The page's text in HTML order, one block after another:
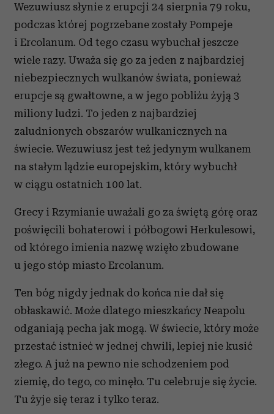
Wezuwiusz słynie z erupcji 24 sierpnia 79 roku,
podczas której pogrzebane zostały Pompeje
i Ercolanum. Od tego czasu wybuchał jeszcze
wiele razy. Uważa się go za jeden z najbardziej
niebezpiecznych wulkanów świata, ponieważ
erupcje są gwałtowne, a w jego pobliżu żyją 3
miliony ludzi. To jeden z najbardziej
zaludnionych obszarów wulkanicznych na
świecie. Wezuwiusz jest też jedynym wulkanem
na stałym lądzie europejskim, który wybuchł
w ciągu ostatnich 100 lat.
Grecy i Rzymianie uważali go za świętą górę oraz
poświęcili bohaterowi i półbogowi Herkulesowi,
od którego imienia nazwę wzięło zbudowane
u jego stóp miasto Ercolanum.
Ten bóg nigdy jednak do końca nie dał się
obłaskawić. Może dlatego mieszkańcy Neapolu
odganiają pecha jak mogą. W świecie, który może
przestać istnieć w jednej chwili, lepiej nie kusić
złego. A już na pewno nie schodzeniem pod
ziemię, do tego, co minęło. Tu celebruje się życie.
Tu żyje się teraz i tylko teraz.